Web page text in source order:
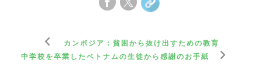
カンボジア：貧困から抜け出すための教育
中学校を卒業したベトナムの生徒から感謝のお手紙